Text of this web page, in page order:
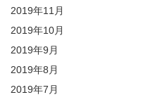
2019年11月
2019年10月
2019年9月
2019年8月
2019年7月